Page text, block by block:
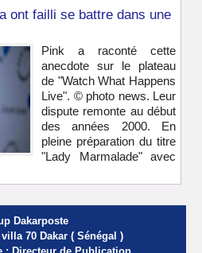
ont failli se battre dans une
Pink a raconté cette
anecdote sur le plateau
de "Watch What Happens
Live". © photo news. Leur
dispute remonte au début
des années 2000. En
pleine préparation du titre
"Lady Marmalade" avec
Dakarposte
70 Dakar ( Sénégal )